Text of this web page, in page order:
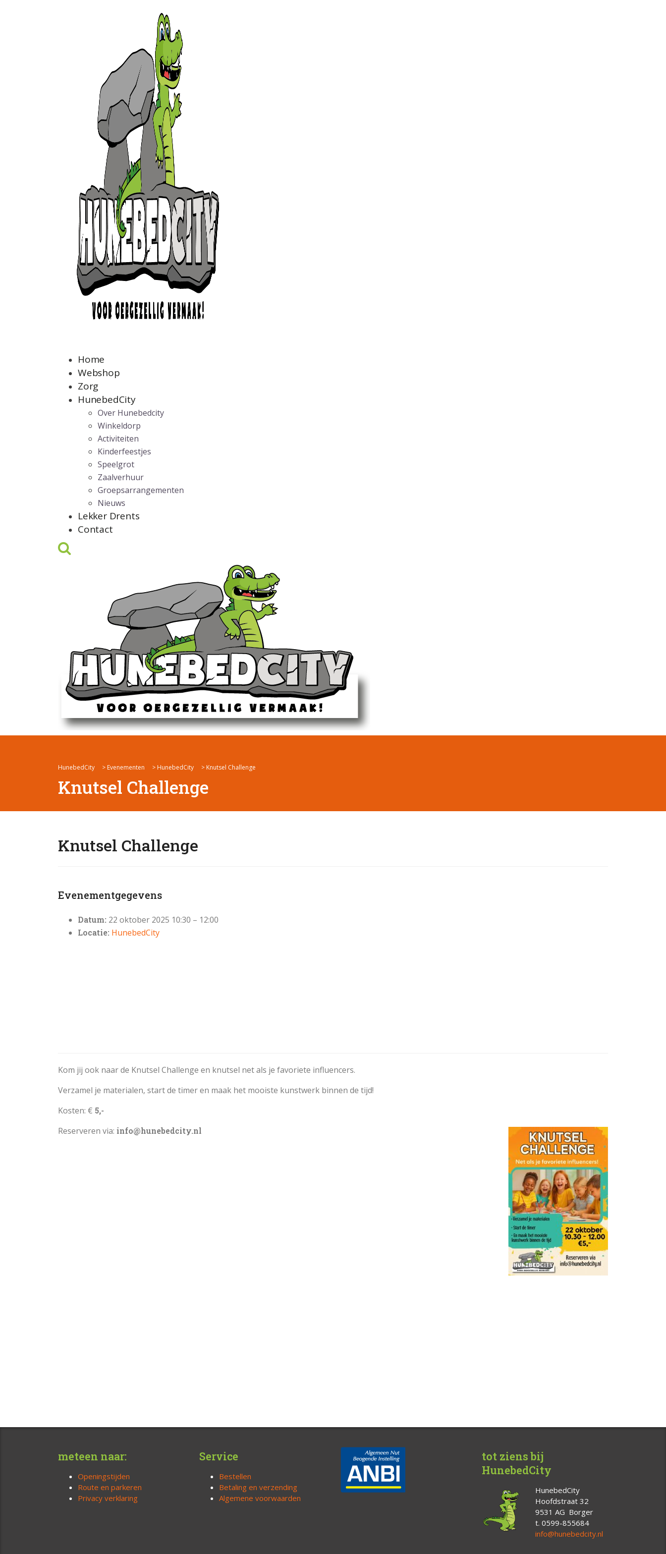
Home
Webshop
Zorg
HunebedCity
Over Hunebedcity
Winkeldorp
Activiteiten
Kinderfeestjes
Speelgrot
Zaalverhuur
Groepsarrangementen
Nieuws
Lekker Drents
Contact
HunebedCity > Evenementen > HunebedCity > Knutsel Challenge
Knutsel Challenge
Knutsel Challenge
Evenementgegevens
Datum: 22 oktober 2025 10:30 – 12:00
Locatie: HunebedCity
Kom jij ook naar de Knutsel Challenge en knutsel net als je favoriete influencers.
Verzamel je materialen, start de timer en maak het mooiste kunstwerk binnen de tijd!
Kosten: € 5,-
Reserveren via: info@hunebedcity.nl
meteen naar:
Openingstijden
Route en parkeren
Privacy verklaring
Service
Bestellen
Betaling en verzending
Algemene voorwaarden
tot ziens bij
HunebedCity
HunebedCity
Hoofdstraat 32
9531 AG Borger
t. 0599-855684
info@hunebedcity.nl